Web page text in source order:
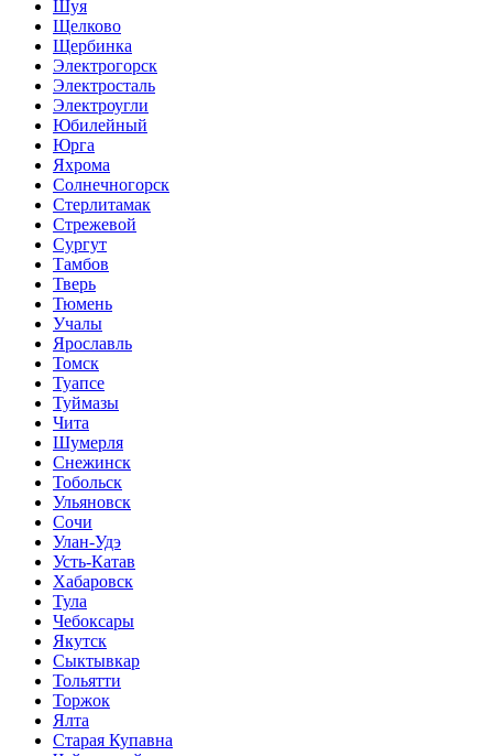
Шуя
Щелково
Щербинка
Электрогорск
Электросталь
Электроугли
Юбилейный
Юрга
Яхрома
Солнечногорск
Стерлитамак
Стрежевой
Сургут
Тамбов
Тверь
Тюмень
Учалы
Ярославль
Томск
Туапсе
Туймазы
Чита
Шумерля
Снежинск
Тобольск
Ульяновск
Сочи
Улан-Удэ
Усть-Катав
Хабаровск
Тула
Чебоксары
Якутск
Сыктывкар
Тольятти
Торжок
Ялта
Старая Купавна